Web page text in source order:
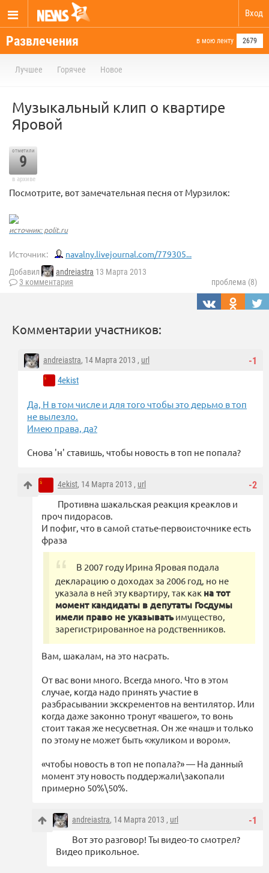
Вход
Развлечения в мою ленту 2679
Лучшее Горячее Новое
Музыкальный клип о квартире
Яровой
отметили
9
в архиве
Посмотрите, вот замечательная песня от Мурзилок:
источник: polit.ru
Источник: navalny.livejournal.com/779305...
Добавил andreiastra 13 Марта 2013
3 комментария
проблема (8)
Комментарии участников:
-1
andreiastra, 14 Марта 2013 , url
4ekist
Да, Н в том числе и для того чтобы это дерьмо в топ
не вылезло.
Имею права, да?
Снова 'н' ставишь, чтобы новость в топ не попала?
-2
4ekist, 14 Марта 2013 , url
Противна шакальская реакция креаклов и
проч пидорасов.
И пофиг, что в самой статье-первоисточнике есть
фраза
В 2007 году Ирина Яровая подала
декларацию о доходах за 2006 год, но не
указала в ней эту квартиру, так как на тот
момент кандидаты в депутаты Госдумы
имели право не указыватьимущество,
зарегистрированное на родственников.
Вам, шакалам, на это насрать.
От вас вони много. Всегда много. Что в этом
случае, когда надо принять участие в
разбрасывании экскрементов на вентилятор. Или
когда даже законно тронут «вашего», то вонь
стоит такая же несусветная. Он же «наш» и только
по этому не может быть «жуликом и вором».
«чтобы новость в топ не попала?» — На данный
момент эту новость поддержали\закопали
примерно 50%\50%.
-1
andreiastra, 14 Марта 2013 , url
Вот это разговор! Ты видео-то смотрел?
Видео прикольное.